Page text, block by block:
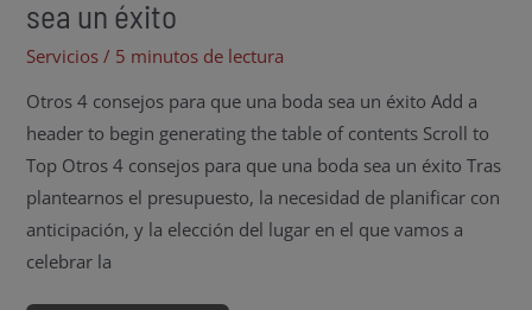
sea un éxito
Servicios / 5 minutos de lectura
Otros 4 consejos para que una boda sea un éxito Add a
header to begin generating the table of contents Scroll to
Top Otros 4 consejos para que una boda sea un éxito Tras
plantearnos el presupuesto, la necesidad de planificar con
anticipación, y la elección del lugar en el que vamos a
celebrar la